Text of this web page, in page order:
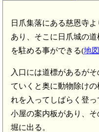
日爪集落にある慈恩寺
あり、そこに日爪城の
を駐める事ができる(地図
入口には道標があるが
ていくと奥に動物除け
れを入ってしばらく登
小屋の案内板があり、
堀に出る。